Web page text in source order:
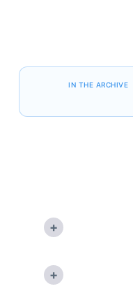
IN THE ARCHIVE
+
+